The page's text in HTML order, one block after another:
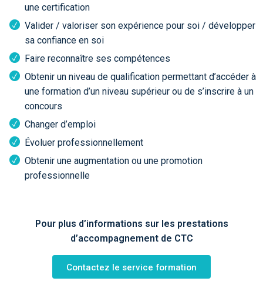
une certification
Valider / valoriser son expérience pour soi / développer
sa confiance en soi
Faire reconnaître ses compétences
Obtenir un niveau de qualification permettant d’accéder à
une formation d’un niveau supérieur ou de s’inscrire à un
concours
Changer d’emploi
Évoluer professionnellement
Obtenir une augmentation ou une promotion
professionnelle
Pour plus d’informations sur les prestations
d’accompagnement de CTC
Contactez le service formation